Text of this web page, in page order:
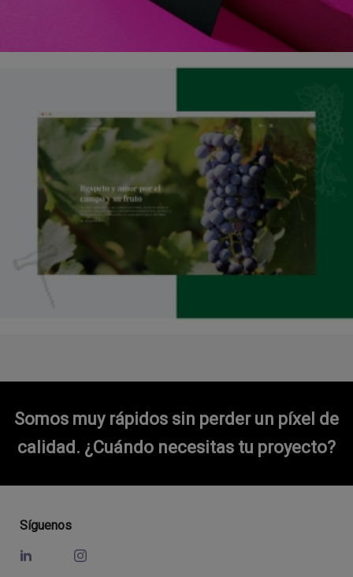
Somos muy rápidos sin perder un píxel de
calidad. ¿Cuándo necesitas tu proyecto?
Síguenos